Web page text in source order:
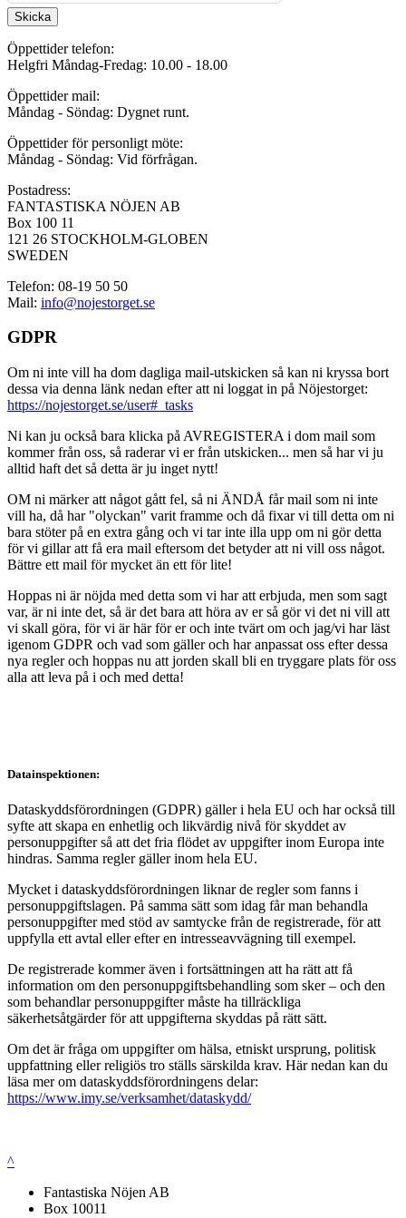
Skicka
Öppettider telefon:
Helgfri Måndag-Fredag: 10.00 - 18.00
Öppettider mail:
Måndag - Söndag: Dygnet runt.
Öppettider för personligt möte:
Måndag - Söndag: Vid förfrågan.
Postadress:
FANTASTISKA NÖJEN AB
Box 100 11
121 26 STOCKHOLM-GLOBEN
SWEDEN
Telefon: 08-19 50 50
Mail: info@nojestorget.se
GDPR
Om ni inte vill ha dom dagliga mail-utskicken så kan ni kryssa bort
dessa via denna länk nedan efter att ni loggat in på Nöjestorget:
https://nojestorget.se/user#_tasks
Ni kan ju också bara klicka på AVREGISTERA i dom mail som
kommer från oss, så raderar vi er från utskicken... men så har vi ju
alltid haft det så detta är ju inget nytt!
OM ni märker att något gått fel, så ni ÄNDÅ får mail som ni inte
vill ha, då har "olyckan" varit framme och då fixar vi till detta om ni
bara stöter på en extra gång och vi tar inte illa upp om ni gör detta
för vi gillar att få era mail eftersom det betyder att ni vill oss något.
Bättre ett mail för mycket än ett för lite!
Hoppas ni är nöjda med detta som vi har att erbjuda, men som sagt
var, är ni inte det, så är det bara att höra av er så gör vi det ni vill att
vi skall göra, för vi är här för er och inte tvärt om och jag/vi har läst
igenom GDPR och vad som gäller och har anpassat oss efter dessa
nya regler och hoppas nu att jorden skall bli en tryggare plats för oss
alla att leva på i och med detta!
Datainspektionen:
Dataskyddsförordningen (GDPR) gäller i hela EU och har också till
syfte att skapa en enhetlig och likvärdig nivå för skyddet av
personuppgifter så att det fria flödet av uppgifter inom Europa inte
hindras. Samma regler gäller inom hela EU.
Mycket i dataskyddsförordningen liknar de regler som fanns i
personuppgiftslagen. På samma sätt som idag får man behandla
personuppgifter med stöd av samtycke från de registrerade, för att
uppfylla ett avtal eller efter en intresseavvägning till exempel.
De registrerade kommer även i fortsättningen att ha rätt att få
information om den personuppgiftsbehandling som sker – och den
som behandlar personuppgifter måste ha tillräckliga
säkerhetsåtgärder för att uppgifterna skyddas på rätt sätt.
Om det är fråga om uppgifter om hälsa, etniskt ursprung, politisk
uppfattning eller religiös tro ställs särskilda krav. Här nedan kan du
läsa mer om dataskyddsförordningens delar:
https://www.imy.se/verksamhet/dataskydd/
^
Fantastiska Nöjen AB
Box 10011